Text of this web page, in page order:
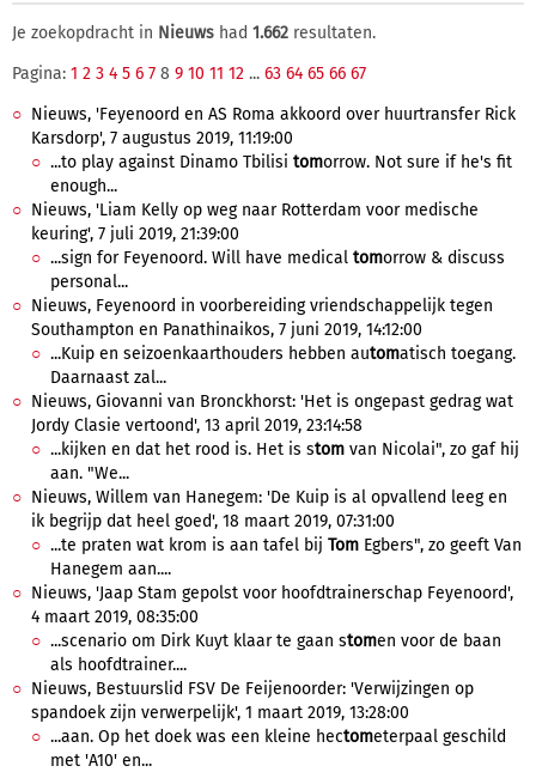
Je zoekopdracht in Nieuws had 1.662 resultaten.
Pagina: 1 2 3 4 5 6 7 8 9 10 11 12 ... 63 64 65 66 67
Nieuws, 'Feyenoord en AS Roma akkoord over huurtransfer Rick
Karsdorp', 7 augustus 2019, 11:19:00
...to play against Dinamo Tbilisi tomorrow. Not sure if he's fit
enough...
Nieuws, 'Liam Kelly op weg naar Rotterdam voor medische
keuring', 7 juli 2019, 21:39:00
...sign for Feyenoord. Will have medical tomorrow & discuss
personal...
Nieuws, Feyenoord in voorbereiding vriendschappelijk tegen
Southampton en Panathinaikos, 7 juni 2019, 14:12:00
...Kuip en seizoenkaarthouders hebben automatisch toegang.
Daarnaast zal...
Nieuws, Giovanni van Bronckhorst: 'Het is ongepast gedrag wat
Jordy Clasie vertoond', 13 april 2019, 23:14:58
...kijken en dat het rood is. Het is stom van Nicolai", zo gaf hij
aan. "We...
Nieuws, Willem van Hanegem: 'De Kuip is al opvallend leeg en
ik begrijp dat heel goed', 18 maart 2019, 07:31:00
...te praten wat krom is aan tafel bij Tom Egbers", zo geeft Van
Hanegem aan....
Nieuws, 'Jaap Stam gepolst voor hoofdtrainerschap Feyenoord',
4 maart 2019, 08:35:00
...scenario om Dirk Kuyt klaar te gaan stomen voor de baan
als hoofdtrainer....
Nieuws, Bestuurslid FSV De Feijenoorder: 'Verwijzingen op
spandoek zijn verwerpelijk', 1 maart 2019, 13:28:00
...aan. Op het doek was een kleine hectometerpaal geschild
met 'A10' en...